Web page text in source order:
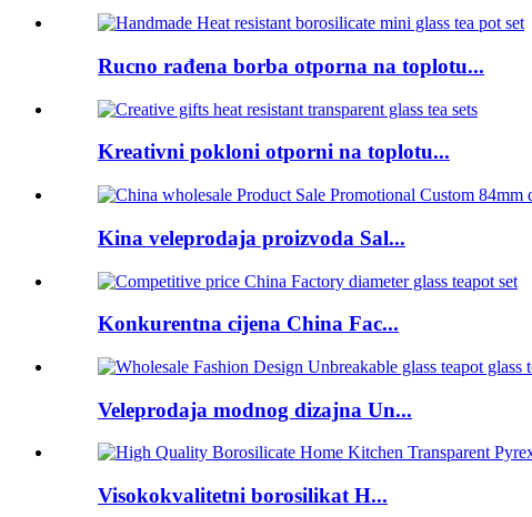
Rucno rađena borba otporna na toplotu...
Kreativni pokloni otporni na toplotu...
Kina veleprodaja proizvoda Sal...
Konkurentna cijena China Fac...
Veleprodaja modnog dizajna Un...
Visokokvalitetni borosilikat H...